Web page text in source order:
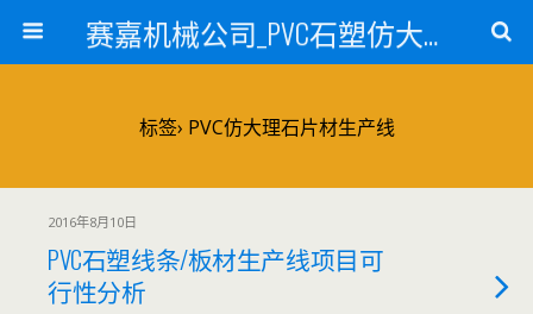
赛嘉机械公司_PVC石塑仿大理石线条生产线_PVC仿大理石板材生产设备_PVC门窗型材生产设备_PVC扣板设备_PVC/WPC发泡板材生产线_PVC波浪瓦生产设备_地毯覆膜TPR TPE设备_TPR鞋边条生产设备_PVC封边条卡条生产设备_PVC造料设备_PVC PE PP管材生产线_混合机
标签› PVC仿大理石片材生产线
2016年8月10日
PVC石塑线条/板材生产线项目可
行性分析